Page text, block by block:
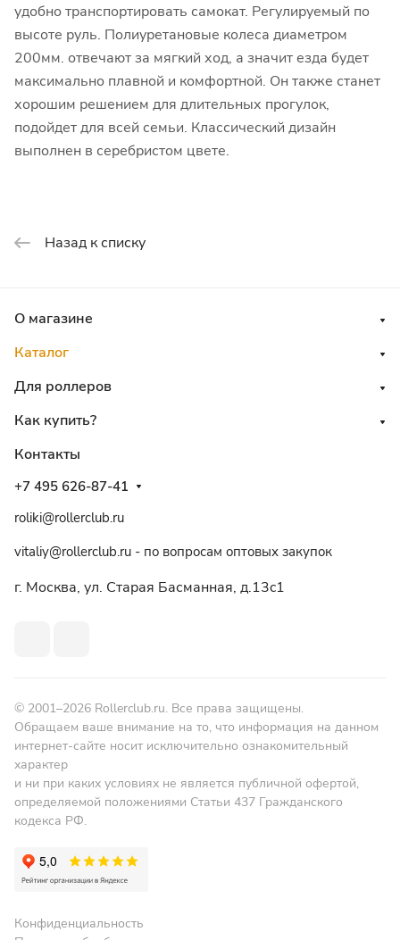
удобно транспортировать самокат. Регулируемый по
высоте руль. Полиуретановые колеса диаметром
200мм. отвечают за мягкий ход, а значит езда будет
максимально плавной и комфортной. Он также станет
хорошим решением для длительных прогулок,
подойдет для всей семьи. Классический дизайн
выполнен в серебристом цвете.
Назад к списку
О магазине
Каталог
Для роллеров
Как купить?
Контакты
+7 495 626-87-41
roliki@rollerclub.ru
vitaliy@rollerclub.ru - по вопросам оптовых закупок
г. Москва, ул. Старая Басманная, д.13c1
© 2001–2026 Rollerclub.ru. Все права защищены.
Обращаем ваше внимание на то, что информация на данном
интернет-сайте носит исключительно ознакомительный
характер
и ни при каких условиях не является публичной офертой,
определяемой положениями Статьи 437 Гражданского
кодекса РФ.
Конфиденциальность